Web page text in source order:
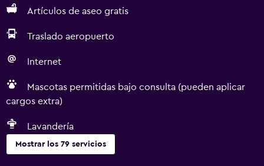
Artículos de aseo gratis
Traslado aeropuerto
Internet
Mascotas permitidas bajo consulta (pueden aplicar
cargos extra)
Lavandería
Mostrar los 79 servicios